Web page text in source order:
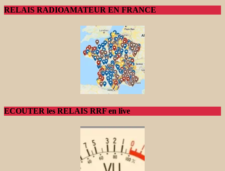
RELAIS RADIOAMATEUR EN FRANCE
ECOUTER les RELAIS RRF en live